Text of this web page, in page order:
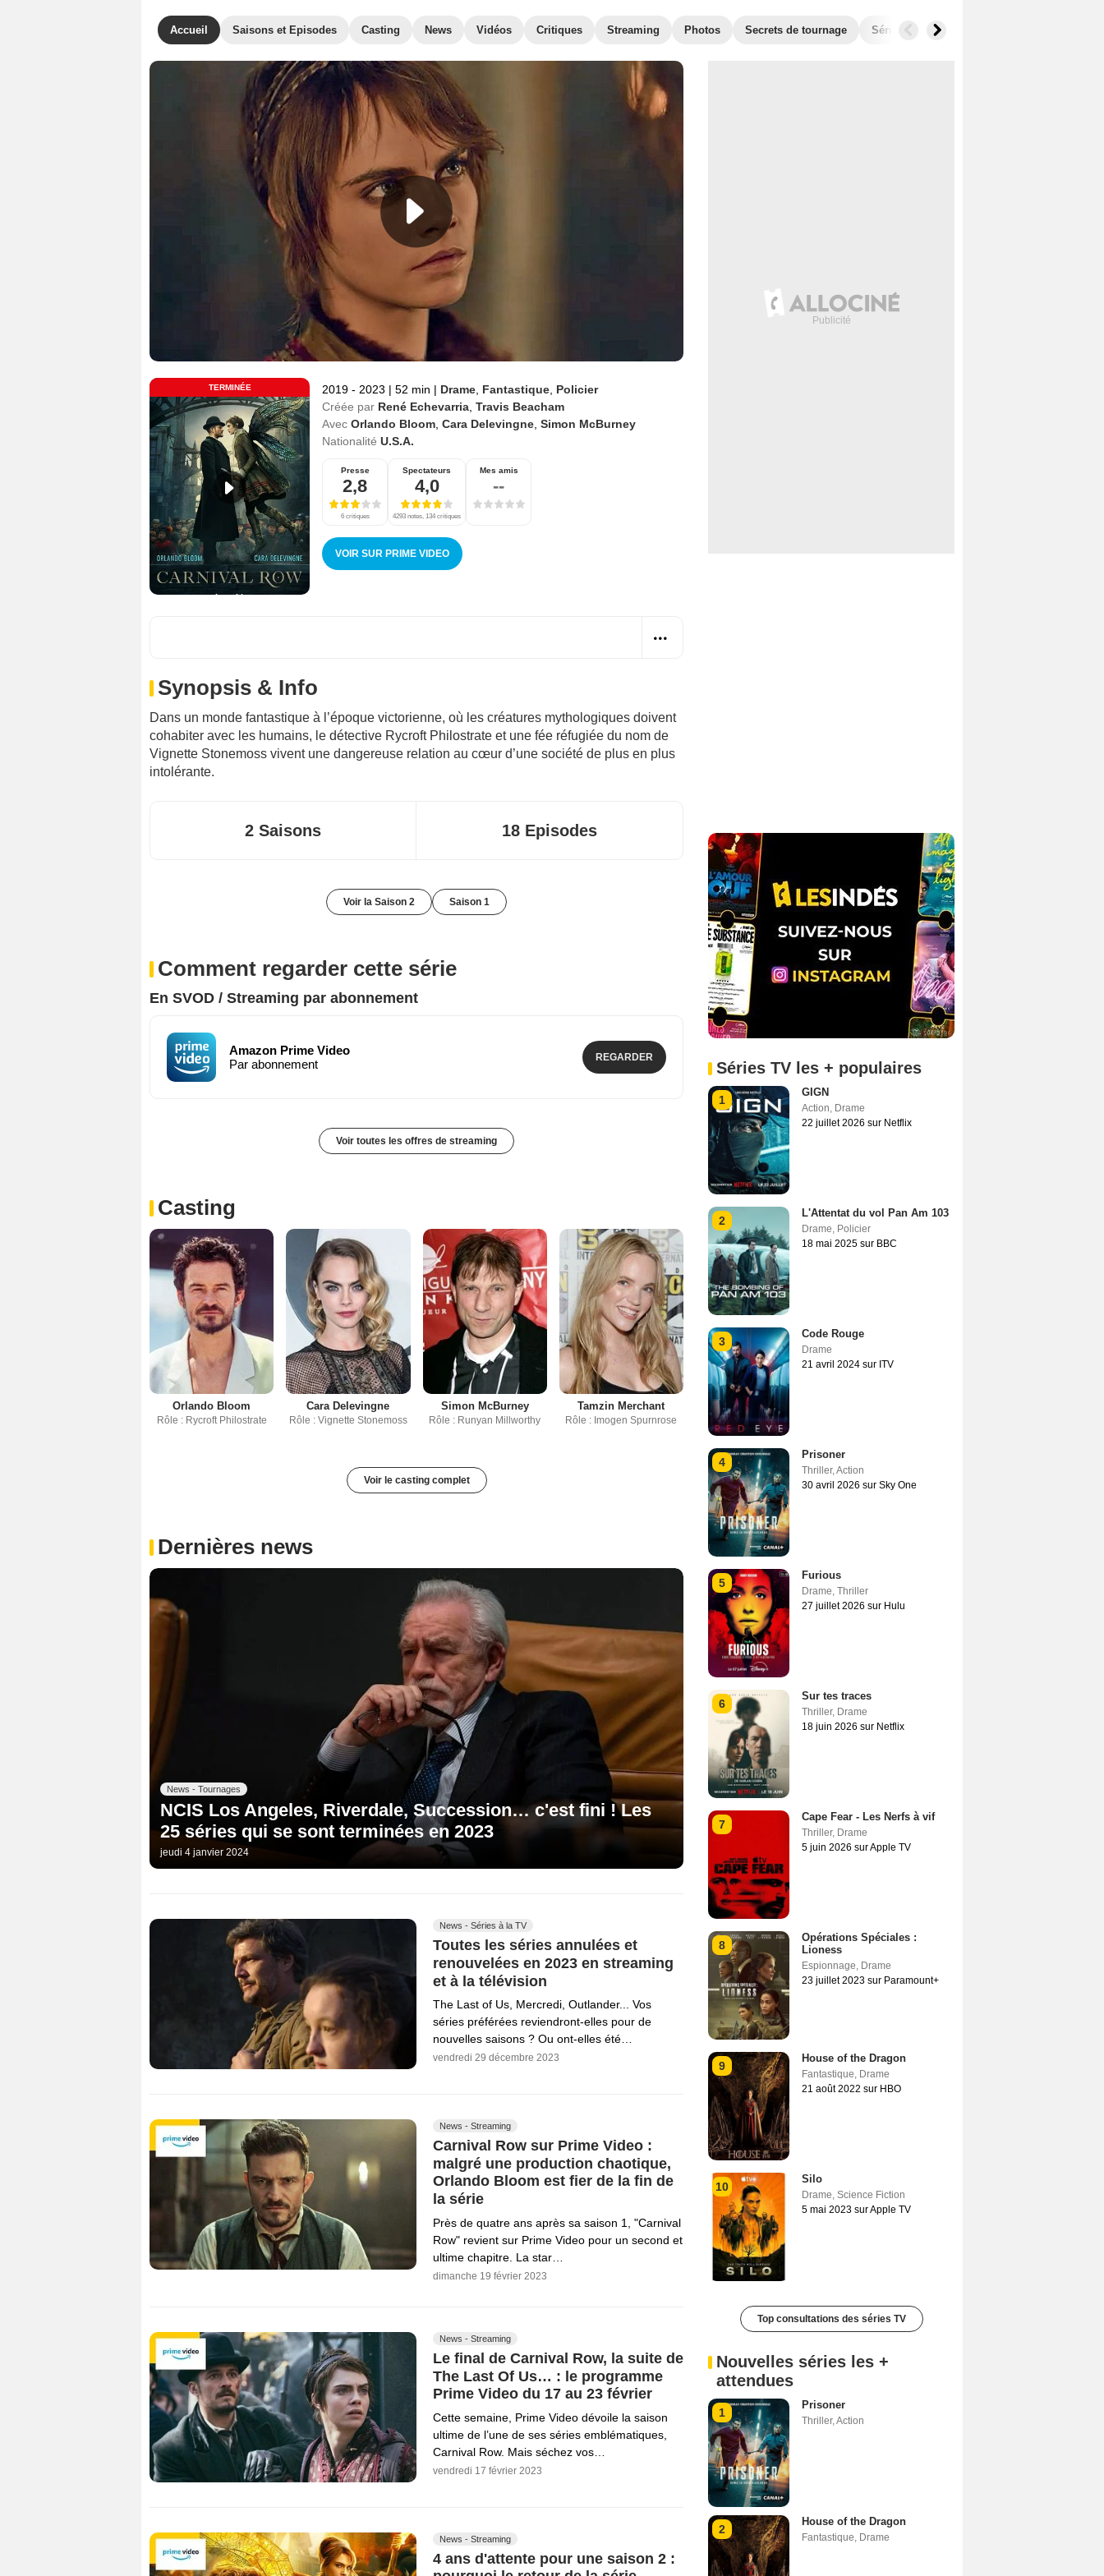
Accueil Saisons et Episodes Casting News Vidéos Critiques Streaming Photos Secrets de tournage Séries similaires
TERMINÉE 2019 - 2023 | 52 min | Drame Fantastique Policier
Créée par René Echevarria Travis Beacham
Avec Orlando Bloom Cara Delevingne Simon McBurney
Nationalité U.S.A.
Presse
2,8
6 critiques
Spectateurs
4,0
4293 notes, 134 critiques
Mes amis
--
VOIR SUR PRIME VIDEO
Synopsis & Info
Dans un monde fantastique à l’époque victorienne, où les créatures mythologiques doivent
cohabiter avec les humains, le détective Rycroft Philostrate et une fée réfugiée du nom de
Vignette Stonemoss vivent une dangereuse relation au cœur d’une société de plus en plus
intolérante.
2 Saisons 18 Episodes
Voir la Saison 2 Saison 1
Comment regarder cette série
En SVOD / Streaming par abonnement
Amazon Prime Video
Par abonnement
REGARDER
Voir toutes les offres de streaming
Casting
Orlando Bloom
Rôle : Rycroft Philostrate
Cara Delevingne
Rôle : Vignette Stonemoss
Simon McBurney
Rôle : Runyan Millworthy
Tamzin Merchant
Rôle : Imogen Spurnrose
Voir le casting complet
Dernières news
News - Tournages
NCIS Los Angeles, Riverdale, Succession… c'est fini ! Les
25 séries qui se sont terminées en 2023
jeudi 4 janvier 2024
News - Séries à la TV
Toutes les séries annulées et
renouvelées en 2023 en streaming
et à la télévision
The Last of Us, Mercredi, Outlander... Vos
séries préférées reviendront-elles pour de
nouvelles saisons ? Ou ont-elles été…
vendredi 29 décembre 2023
News - Streaming
Carnival Row sur Prime Video :
malgré une production chaotique,
Orlando Bloom est fier de la fin de
la série
Près de quatre ans après sa saison 1, "Carnival
Row" revient sur Prime Video pour un second et
ultime chapitre. La star…
dimanche 19 février 2023
News - Streaming
Le final de Carnival Row, la suite de
The Last Of Us… : le programme
Prime Video du 17 au 23 février
Cette semaine, Prime Video dévoile la saison
ultime de l’une de ses séries emblématiques,
Carnival Row. Mais séchez vos…
vendredi 17 février 2023
News - Streaming
4 ans d'attente pour une saison 2 :
Séries TV les + populaires
1
GIGN
Action, Drame
22 juillet 2026 sur Netflix
2
L'Attentat du vol Pan Am 103
Drame, Policier
18 mai 2025 sur BBC
3
Code Rouge
Drame
21 avril 2024 sur ITV
4
Prisoner
Thriller,Action
30 avril 2026 sur Sky One
5
Furious
Drame, Thriller
27 juillet 2026 sur Hulu
6
Sur tes traces
Thriller, Drame
18 juin 2026 sur Netflix
7
Cape Fear - Les Nerfs à vif
Thriller, Drame
5 juin 2026 sur Apple TV
8
Opérations Spéciales :
Lioness
Espionnage, Drame
23 juillet 2023 sur Paramount+
9
House of the Dragon
Fantastique, Drame
21 août 2022 sur HBO
10
Silo
Drame, Science Fiction
5 mai 2023 sur Apple TV
Top consultations des séries TV
Nouvelles séries les +
attendues
1
Prisoner
Thriller,Action
2
House of the Dragon
Fantastique, Drame